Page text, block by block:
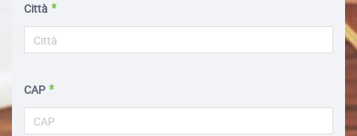
Città
CAP